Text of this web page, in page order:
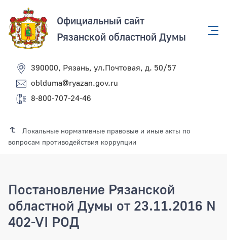
Официальный сайт
Рязанской областной Думы
390000, Рязань, ул.Почтовая, д. 50/57
oblduma@ryazan.gov.ru
8-800-707-24-46
Локальные нормативные правовые и иные акты по
вопросам противодействия коррупции
Постановление Рязанской
областной Думы от 23.11.2016 N
402-VI РОД